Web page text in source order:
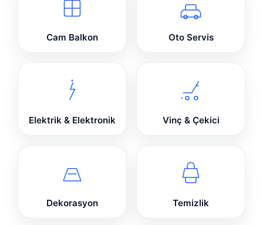
Cam Balkon Oto Servis
Elektrik & Elektronik Vinç & Çekici
Dekorasyon Temizlik